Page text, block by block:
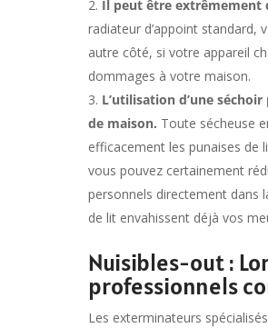
Il peut être extrêmement
radiateur d’appoint standard,
autre côté, si votre appareil
dommages à votre maison.
L’utilisation d’une
de maison. Toute sécheuse
efficacement les punaises de
vous pouvez certainement
personnels directement dans
de lit envahissent déjà vos
Nuisibles-out :
professionnels
Les exterminateurs